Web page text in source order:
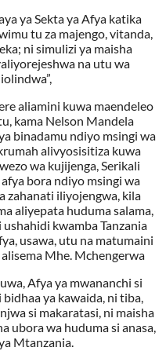
ya Sekta ya Afya katika
tu za majengo, vitanda,
ni simulizi ya maisha
na utu wa
aliamini kuwa maendeleo
kama Nelson Mandela
binadamu ndiyo msingi wa
alivyosisitiza kuwa
wa kujijenga, Serikali
bora ndiyo msingi wa
zahanati iliyojengwa, kila
aliyepata huduma salama,
kwamba Tanzania
usawa, utu na matumaini
alisema Mhe. Mchengerwa
Afya ya mwananchi si
ya kawaida, ni tiba,
si makaratasi, ni maisha
ubora wa huduma si anasa,
Mtanzania.